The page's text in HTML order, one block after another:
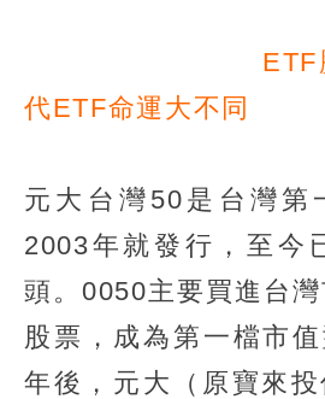
代ETF命運大不同
元大台灣50是台灣第
2003年就發行，至今
頭。0050主要買進台
股票，成為第一檔市
年後，元大（原寶來